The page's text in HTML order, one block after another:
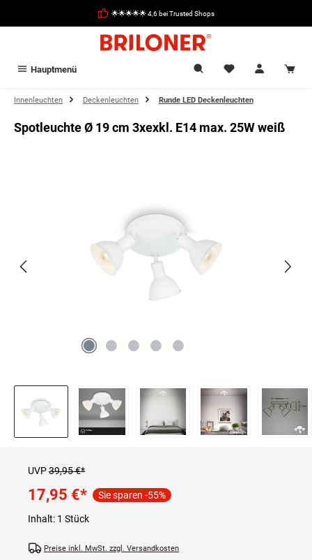
🌟🌟🌟🌟🌟 4,6 bei Trusted Shops
Hauptmenü
Innenleuchten Deckenleuchten Runde LED Deckenleuchten
Spotleuchte Ø 19 cm 3xexkl. E14 max. 25W weiß
UVP39,95 €*
17,95 €* Sie sparen -55%
Inhalt: 1 Stück
Preise inkl. MwSt. zzgl. Versandkosten